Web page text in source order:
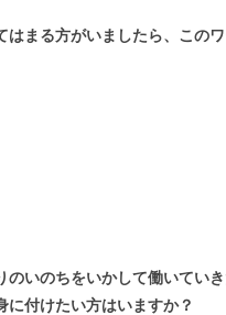
はまる方がいましたら、この
のいのちをいかして働いてい
に付けたい方はいますか？